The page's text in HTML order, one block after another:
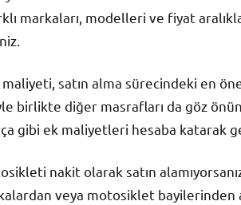
markaları, modelleri ve fiyat
satın alma sürecindeki en
birlikte diğer masrafları da göz
gibi ek maliyetleri hesaba katarak
nakit olarak satın
veya motosiklet bayilerinden